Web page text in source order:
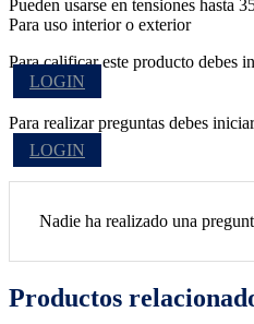
Pueden usarse en tensiones hasta
Para uso interior o exterior
Para calificar este producto debes
LOGIN
Para realizar preguntas debes
LOGIN
Nadie ha realizado una
Productos